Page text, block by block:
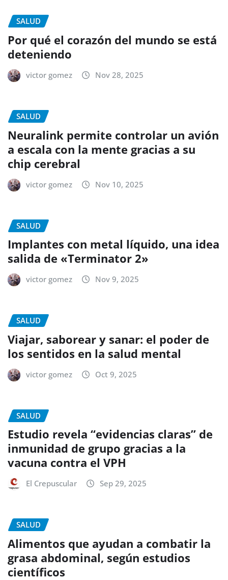
SALUD
Por qué el corazón del mundo se está
deteniendo
victor gomez Nov 28, 2025
SALUD
Neuralink permite controlar un avión
a escala con la mente gracias a su
chip cerebral
victor gomez Nov 10, 2025
SALUD
Implantes con metal líquido, una idea
salida de «Terminator 2»
victor gomez Nov 9, 2025
SALUD
Viajar, saborear y sanar: el poder de
los sentidos en la salud mental
victor gomez Oct 9, 2025
SALUD
Estudio revela “evidencias claras” de
inmunidad de grupo gracias a la
vacuna contra el VPH
El Crepuscular Sep 29, 2025
SALUD
Alimentos que ayudan a combatir la
grasa abdominal, según estudios
científicos